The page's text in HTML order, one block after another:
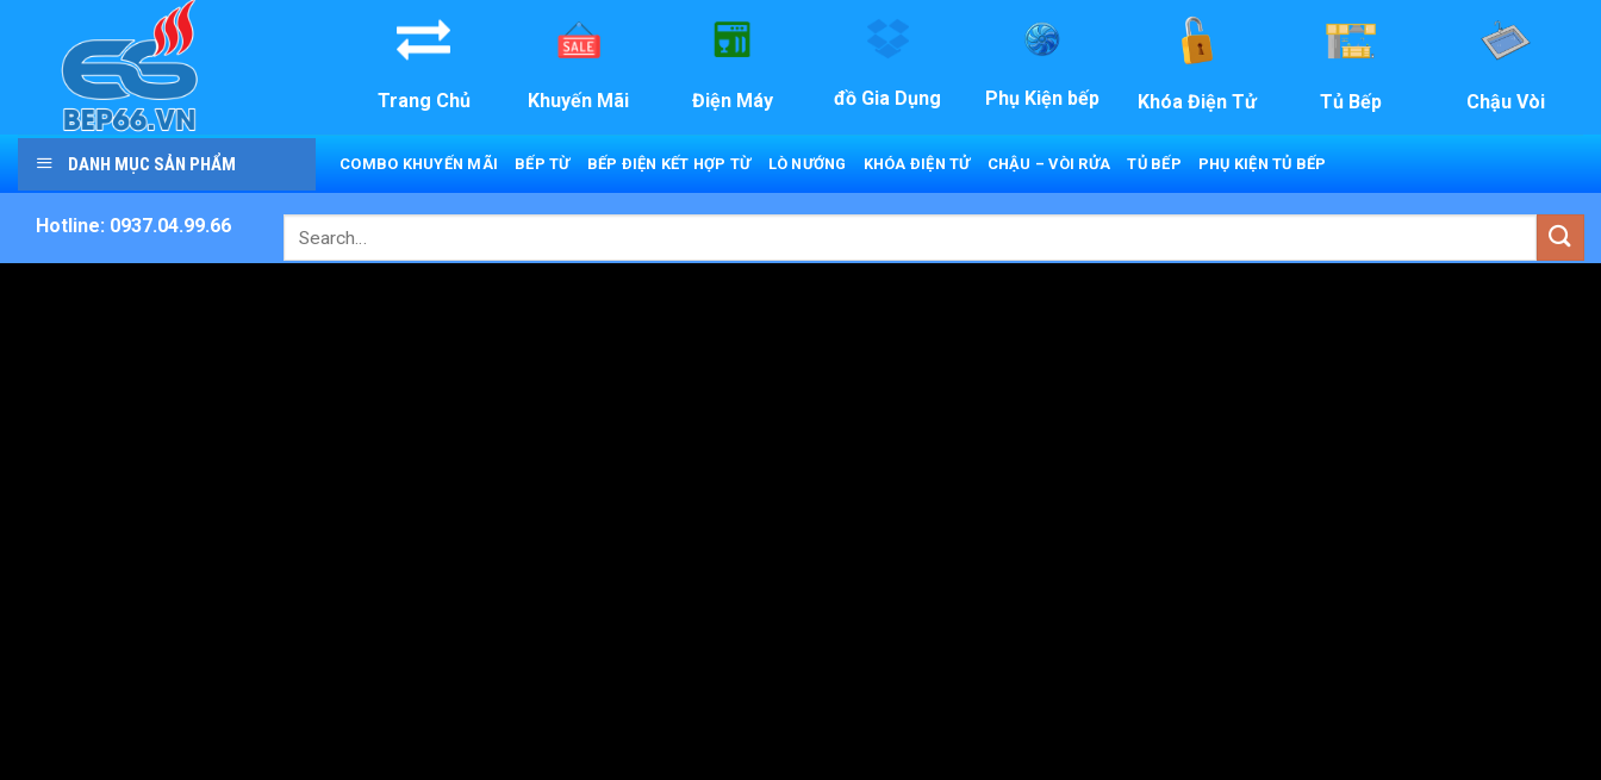
content
Trang Chủ
Khuyến Mãi Điện Máy đồ Gia Dụng Phụ Kiện bếp Khóa Điện Tử Tủ Bếp Chậu Vòi
DANH MỤC SẢN PHẨM COMBO KHUYẾN MÃI BẾP TỪ BẾP ĐIỆN KẾT HỢP TỪ LÒ NƯỚNG KHÓA ĐIỆN TỬ CHẬU – VÒI RỬA TỦ BẾP PHỤ KIỆN TỦ BẾP
Hotline: 0937.04.99.66
Search
for: